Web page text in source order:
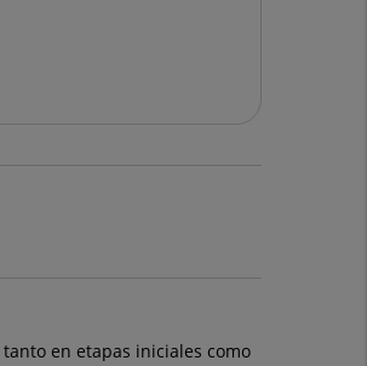
en etapas iniciales como